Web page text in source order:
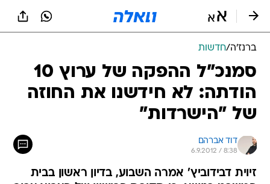
ברנז'ה/חדשות
סמנכ"ל ההפקה של ערוץ 10
הודתה: לא חידשנו את החוזה
של "הישרדות"
דוד אברהם
6.9.2012 / 8:38
זיוית דבידוביץ' אמרה השבוע, בדיון ראשון בבית